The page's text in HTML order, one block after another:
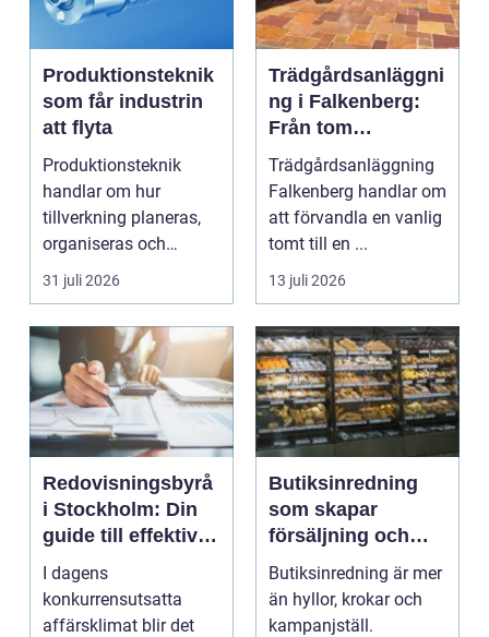
Produktionsteknik
som får industrin
att flyta
Produktionsteknik
handlar om hur
tillverkning planeras,
organiseras och
genomförs i praktiken.
Fokus...
31 juli 2026
Trädgårdsanläggni
ng i Falkenberg:
Från tom
gräsmatta till
genomtänkt helhet
Trädgårdsanläggning
Falkenberg handlar om
att förvandla en vanlig
tomt till en ...
13 juli 2026
Redovisningsbyrå
i Stockholm: Din
guide till effektiv
redovisning i
Stockholm
I dagens
konkurrensutsatta
affärsklimat blir det
Butiksinredning
som skapar
försäljning och
trivsel
Butiksinredning är mer
än hyllor, krokar och
kampanjställ.